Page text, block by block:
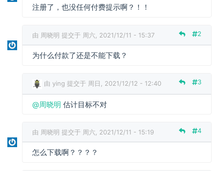
注册了，也没任何付费提示啊？！！
由 周晓明 提交于 周六, 2021/12/11 - 15:37 2
为什么付款了还是不能下载？
复
由 ying 提交于 周日, 2021/12/12 - 12:40 3
@周晓明 估计目标不对
由 周晓明 提交于 周六, 2021/12/11 - 15:19 4
怎么下载啊？？？？